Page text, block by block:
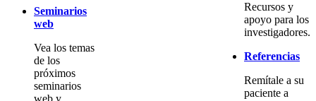
Seminarios
web
Vea los temas
de los
próximos
seminarios
web y
Recursos y
apoyo para los
investigadores.
Referencias
Remítale a su
paciente a